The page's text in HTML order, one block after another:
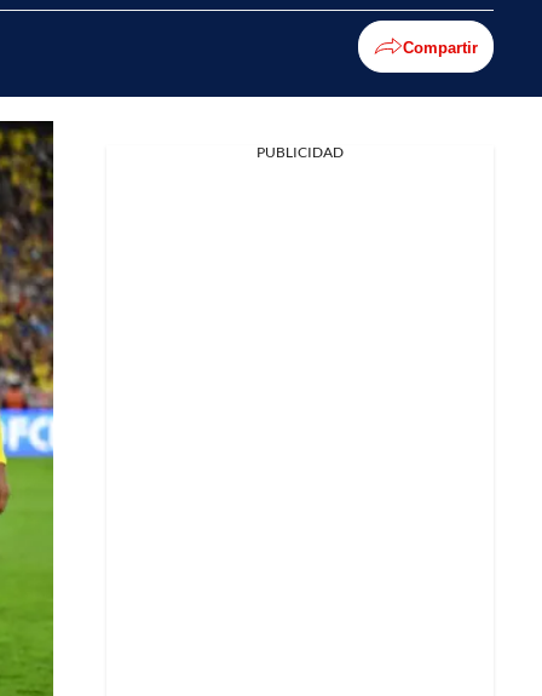
Compartir
PUBLICIDAD